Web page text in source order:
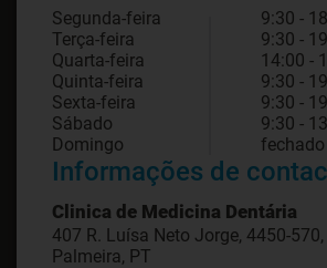
Segunda-feira
9:30 -
Terça-feira
9:30 -
Quarta-feira
14:00 -
Quinta-feira
9:30 -
Sexta-feira
9:30 -
Sábado
9:30 -
Domingo
fechado
Informações de
Clinica de Medicina Dentária
407 R. Luísa Neto Jorge, 4450-
Palmeira, PT